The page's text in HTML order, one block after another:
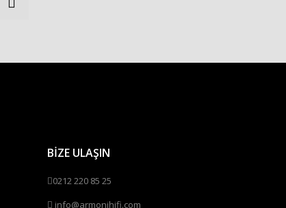
BİZE ULAŞIN
0212 220 85 25
info@armonihifi.com